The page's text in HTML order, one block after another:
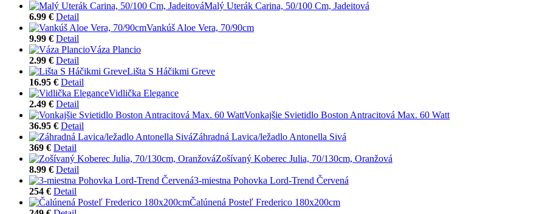
Malý Uterák Carina, 50/100 Cm, Jadeitová
6.99 € Detail
Vankúš Aloe Vera, 70/90cm
9.99 € Detail
Váza Plancio
2.99 € Detail
Lišta S Háčikmi Greve
16.95 € Detail
Vidlička Elegance
2.49 € Detail
Vonkajšie Svietidlo Boston Antracitová Max. 60 Watt
36.95 € Detail
Záhradná Lavica/ležadlo Antonella Sivá
369 € Detail
Zošívaný Koberec Julia, 70/130cm, Oranžová
8.99 € Detail
3-miestna Pohovka Lord-Trend Červená
254 € Detail
Čalúnená Posteľ Frederico 180x200cm